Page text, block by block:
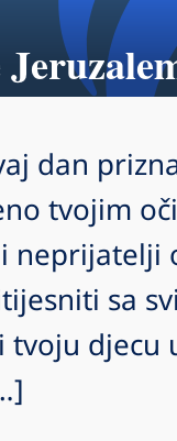
dan
tvojim
neprijatelji
sa
tvoju djecu